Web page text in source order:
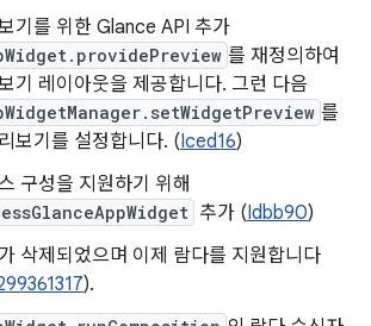
기를 위한 Glance API 추가
를 재정의하여
기 레이아웃을 제공합니다. 그런 다음
를
보기를 설정합니다. (Iced16)
구성을 지원하기 위해
추가 (Idbb90)
삭제되었으며 이제 람다를 지원합니다
).